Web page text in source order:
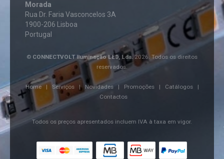
LED
FITA
LED
12V
LED
FITA
LED
24V
FITA
LED
5V
LED
DIGITAL
ALIMENTAÇÃO
FONTES
ALIMENTAÇÃO
FONTES
ALIMENTAÇÃO
LED
DRIVER
GADGETS
GERADOR
PORTÁTIL
ILUMINAÇÃO
COMERCIAL
LED
SUPERFÍCIE
Morada
Rua Dr. Faria Vasconcelos 3A
1900-206 Lisboa
Portugal
© CONNECTVOLT Iluminação LED, Lda.2026. Todos os direitos
reservados.
Home| Serviços| Novidades| Promoções| Catálogos|
Contactos
Todos os preços apresentados incluem IVA à taxa em vigor.